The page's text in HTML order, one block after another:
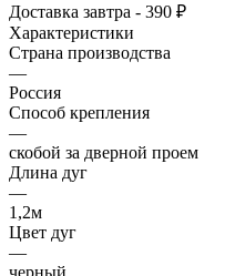
Доставка завтра - 390 ₽
Характеристики
Страна производства
—
Россия
Способ крепления
—
скобой за дверной проем
Длина дуг
—
1,2м
Цвет дуг
—
черный